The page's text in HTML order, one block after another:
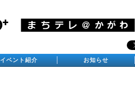
イベント紹介 お知らせ